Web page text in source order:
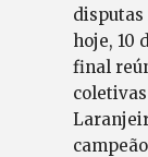
disputas
hoje, 10
final